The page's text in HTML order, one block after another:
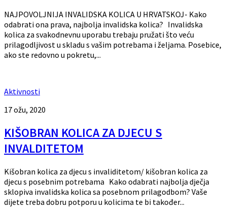
NAJPOVOLJNIJA INVALIDSKA KOLICA U HRVATSKOJ- Kako
odabrati ona prava, najbolja invalidska kolica? Invalidska
kolica za svakodnevnu uporabu trebaju pružati što veću
prilagodljivost u skladu s vašim potrebama i željama. Posebice,
ako ste redovno u pokretu,...
Aktivnosti
17 ožu, 2020
KIŠOBRAN KOLICA ZA DJECU S
INVALDITETOM
Kišobran kolica za djecu s invaliditetom/ kišobran kolica za
djecu s posebnim potrebama Kako odabrati najbolja dječja
sklopiva invalidska kolica sa posebnom prilagodbom? Vaše
dijete treba dobru potporu u kolicima te bi također...